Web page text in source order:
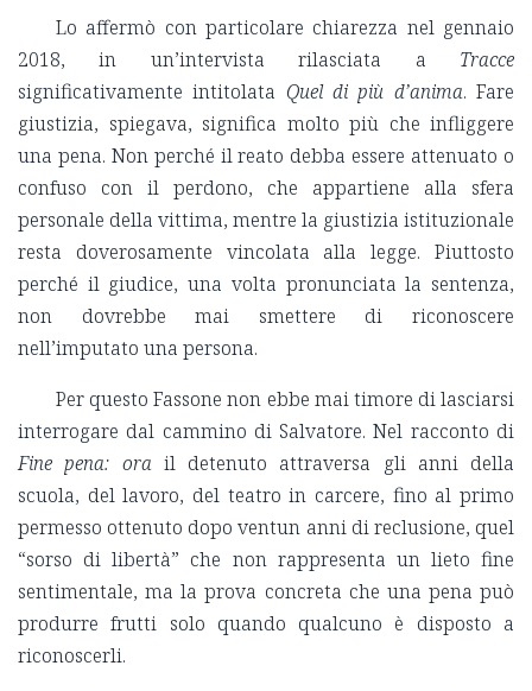
Lo affermò con particolare chiarezza nel gennaio
2018, in un’intervista rilasciata a Tracce
significativamente intitolata Quel di più d’anima. Fare
giustizia, spiegava, significa molto più che infliggere
una pena. Non perché il reato debba essere attenuato o
confuso con il perdono, che appartiene alla sfera
personale della vittima, mentre la giustizia istituzionale
resta doverosamente vincolata alla legge. Piuttosto
perché il giudice, una volta pronunciata la sentenza,
non dovrebbe mai smettere di riconoscere
nell’imputato una persona.
Per questo Fassone non ebbe mai timore di lasciarsi
interrogare dal cammino di Salvatore. Nel racconto di
Fine pena: ora il detenuto attraversa gli anni della
scuola, del lavoro, del teatro in carcere, fino al primo
permesso ottenuto dopo ventun anni di reclusione, quel
“sorso di libertà” che non rappresenta un lieto fine
sentimentale, ma la prova concreta che una pena può
produrre frutti solo quando qualcuno è disposto a
riconoscerli.